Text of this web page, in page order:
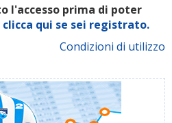
l'accesso prima di poter
clicca qui se sei registrato.
Condizioni di utilizzo